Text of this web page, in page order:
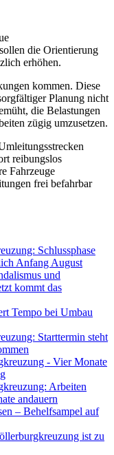
die Orientierung
erhöhen.
kommen. Diese
Planung nicht
die Belastungen
zügig umzusetzen.
reibungslos
Fahrzeuge
frei befahrbar
Schlussphase
Anfang August
und
kommt das
Tempo bei Umbau
Starttermin steht
- Vier Monate
Arbeiten
andauern
– Behelfsampel auf
ist zu